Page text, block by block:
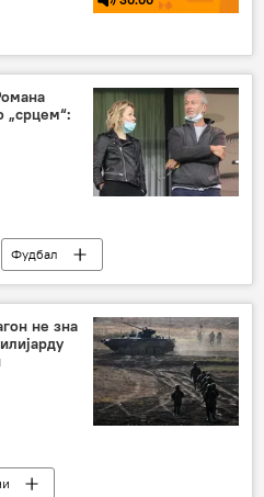
„срцем“:
Фудбал
не зна